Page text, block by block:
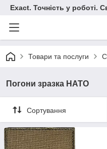
Exact. Точність у роботі.
Товари та послуги
Погони зразка НАТО
Сортування